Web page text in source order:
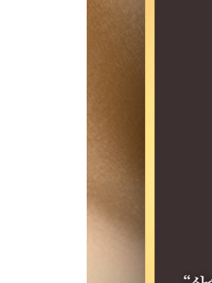
27. 완벽한 휴가
28. 운의 법칙
구루 스토리_행운의 여신
6부. 행운의 길을 걷다
33. 대나무 숲
34. 악연에 빠지는 이유
36. 고정관념을 깨라